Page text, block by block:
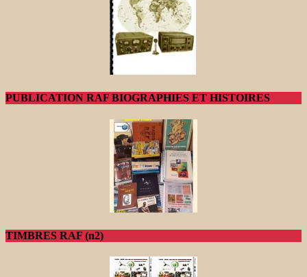
PUBLICATION RAF BIOGRAPHIES ET HISTOIRES
TIMBRES RAF (n2)